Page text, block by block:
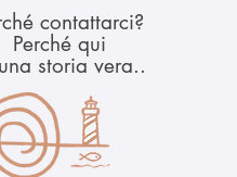
contattarci?
Perché qui
storia vera..